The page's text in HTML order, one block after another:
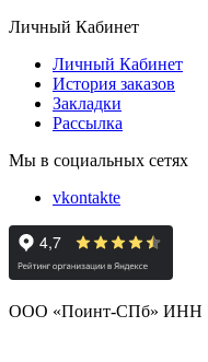
Личный Кабинет
Личный Кабинет
История заказов
Закладки
Рассылка
Мы в социальных сетях
vkontakte
ООО «Поинт-СПб» ИНН